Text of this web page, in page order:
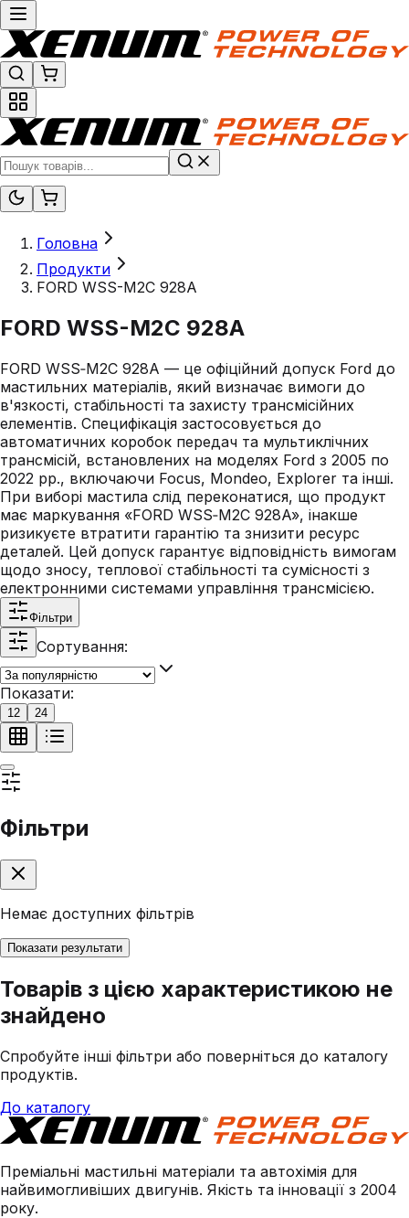
Головна
Продукти
FORD WSS-M2C 928A
FORD WSS-M2C 928A
FORD WSS‑M2C 928A — це офіційний допуск Ford до
мастильних матеріалів, який визначає вимоги до
в'язкості, стабільності та захисту трансмісійних
елементів. Специфікація застосовується до
автоматичних коробок передач та мультиклічних
трансмісій, встановлених на моделях Ford з 2005 по
2022 рр., включаючи Focus, Mondeo, Explorer та інші.
При виборі мастила слід переконатися, що продукт
має маркування «FORD WSS‑M2C 928A», інакше
ризикуєте втратити гарантію та знизити ресурс
деталей. Цей допуск гарантує відповідність вимогам
щодо зносу, теплової стабільності та сумісності з
електронними системами управління трансмісією.
Фільтри
Сортування:
Показати:
12 24
Фільтри
Немає доступних фільтрів
Показати результати
Товарів з цією характеристикою не
знайдено
Спробуйте інші фільтри або поверніться до каталогу
продуктів.
До каталогу
Преміальні мастильні матеріали та автохімія для
найвимогливіших двигунів. Якість та інновації з 2004
року.